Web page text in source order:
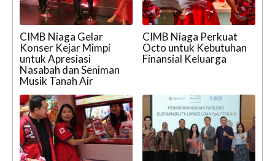
CIMB Niaga Gelar
Konser Kejar Mimpi
untuk Apresiasi
Nasabah dan Seniman
Musik Tanah Air
CIMB Niaga Perkuat
Octo untuk Kebutuhan
Finansial Keluarga